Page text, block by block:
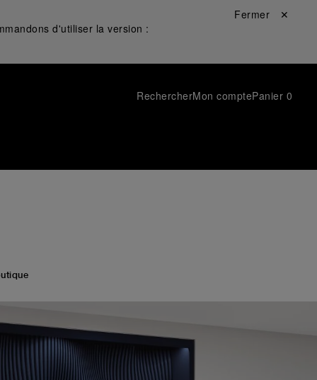
d'utiliser la version :
Fermer ✕
RechercherMon comptePanier 0